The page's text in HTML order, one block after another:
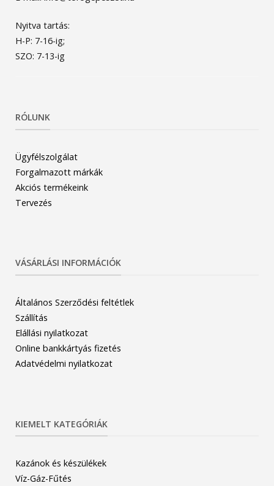
Nyitva tartás:
H-P: 7-16-ig;
SZO: 7-13-ig
RÓLUNK
Ügyfélszolgálat
Forgalmazott márkák
Akciós termékeink
Tervezés
VÁSÁRLÁSI INFORMÁCIÓK
Általános Szerződési feltétlek
Szállítás
Elállási nyilatkozat
Online bankkártyás fizetés
Adatvédelmi nyilatkozat
KIEMELT KATEGÓRIÁK
Kazánok és készülékek
Víz-Gáz-Fűtés